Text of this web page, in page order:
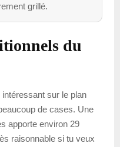
grillé.
du
sur le plan
de cases. Une
apporte environ 29
raisonnable si tu veux